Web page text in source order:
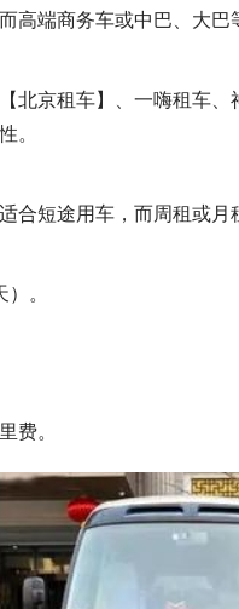
端商务车或中巴、大巴
北京租车】、一嗨租车、
。
短途用车，而周租或月
。
费。